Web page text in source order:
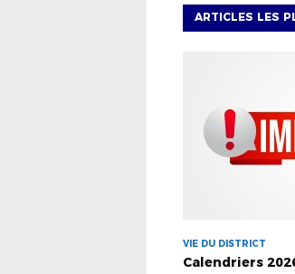
ARTICLES LES
VIE DU DISTRICT
Calendriers